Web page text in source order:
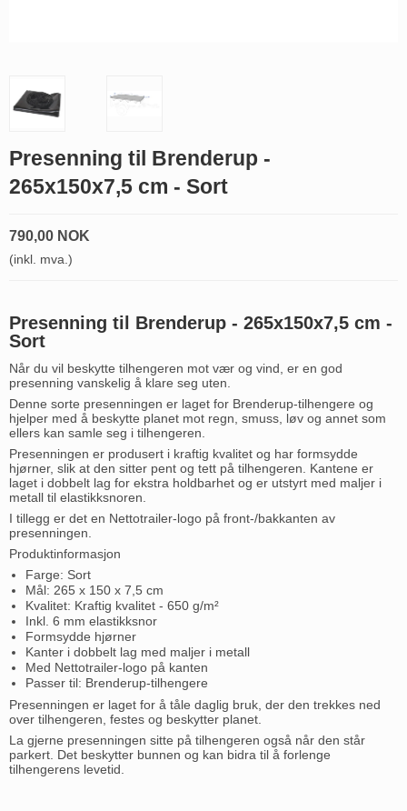
Presenning til Brenderup -
265x150x7,5 cm - Sort
790,00 NOK
(inkl. mva.)
Presenning til Brenderup - 265x150x7,5 cm -
Sort
Når du vil beskytte tilhengeren mot vær og vind, er en god
presenning vanskelig å klare seg uten.
Denne sorte presenningen er laget for Brenderup-tilhengere og
hjelper med å beskytte planet mot regn, smuss, løv og annet som
ellers kan samle seg i tilhengeren.
Presenningen er produsert i kraftig kvalitet og har formsydde
hjørner, slik at den sitter pent og tett på tilhengeren. Kantene er
laget i dobbelt lag for ekstra holdbarhet og er utstyrt med maljer i
metall til elastikksnoren.
I tillegg er det en Nettotrailer-logo på front-/bakkanten av
presenningen.
Produktinformasjon
Farge: Sort
Mål: 265 x 150 x 7,5 cm
Kvalitet: Kraftig kvalitet - 650 g/m²
Inkl. 6 mm elastikksnor
Formsydde hjørner
Kanter i dobbelt lag med maljer i metall
Med Nettotrailer-logo på kanten
Passer til: Brenderup-tilhengere
Presenningen er laget for å tåle daglig bruk, der den trekkes ned
over tilhengeren, festes og beskytter planet.
La gjerne presenningen sitte på tilhengeren også når den står
parkert. Det beskytter bunnen og kan bidra til å forlenge
tilhengerens levetid.